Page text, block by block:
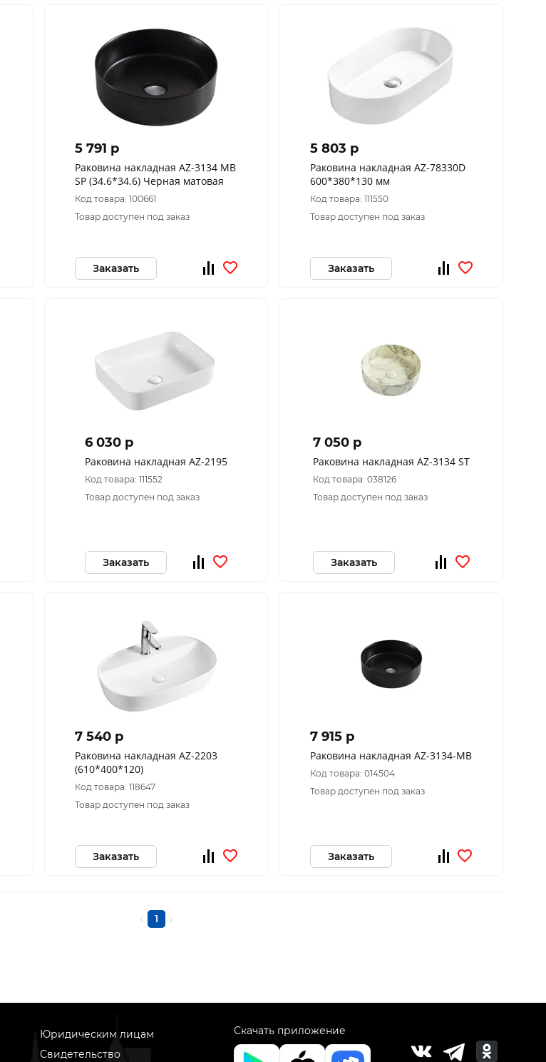
5 791 p
Раковина накладная AZ-3134 MB
SP (34.6*34.6) Черная матовая
Код товара: 100661
Товар доступен под заказ
Заказать
5 803 p
Раковина накладная AZ-78330D
600*380*130 мм
Код товара: 111550
Товар доступен под заказ
Заказать
6 030 p
Раковина накладная AZ-2195
Код товара: 111552
Товар доступен под заказ
Заказать
7 050 p
Раковина накладная AZ-3134 ST
Код товара: 038126
Товар доступен под заказ
Заказать
7 540 p
Раковина накладная AZ-2203
(610*400*120)
Код товара: 118647
Товар доступен под заказ
Заказать
7 915 p
Раковина накладная AZ-3134-MB
Код товара: 014504
Товар доступен под заказ
Заказать
1
Юридическим лицам
Свидетельство
Скачать приложение